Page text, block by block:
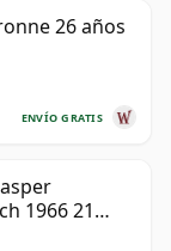
26 años
ENVÍO GRATIS
1966 21